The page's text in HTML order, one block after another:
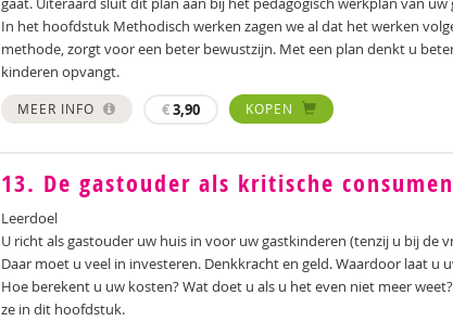
In het hoofdstuk Methodisch werken zagen we al dat het werken
methode, zorgt voor een beter bewustzijn. Met een plan denkt u
kinderen opvangt.
MEER INFO €3,90 KOPEN
13. De gastouder als kritische
Leerdoel
U richt als gastouder uw huis in voor uw gastkinderen (tenzij u bij de
Daar moet u veel in investeren. Denkkracht en geld. Waardoor laat u
Hoe berekent u uw kosten? Wat doet u als u het even niet meer
ze in dit hoofdstuk.